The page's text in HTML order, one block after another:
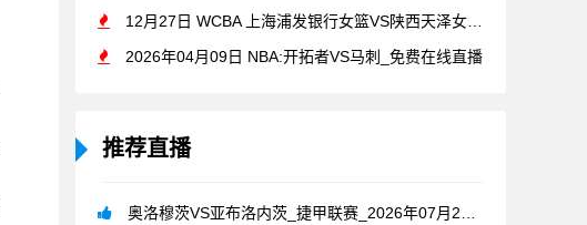
12月27日 WCBA 上海浦发银行女篮VS陕西天泽女篮[在
2026年04月09日 NBA:开拓者VS马刺_免费在线直播
推荐直播
奥洛穆茨VS亚布洛内茨_捷甲联赛_2026年07月26日